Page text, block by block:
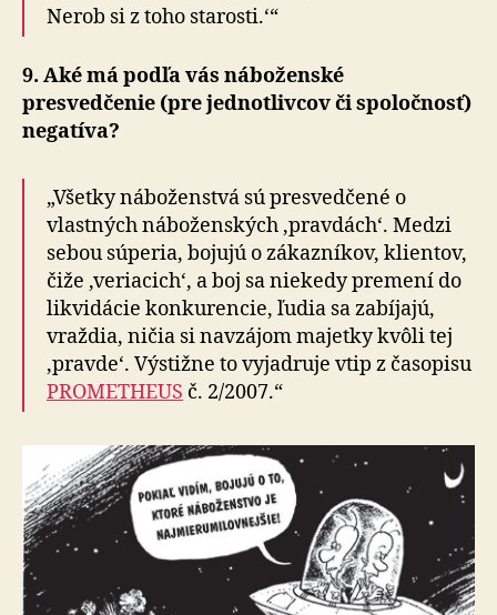
Nerob si z toho starosti.‘“
9. Aké má podľa vás náboženské
presvedčenie (pre jednotlivcov či spoločnosť)
negatíva?
„Všetky náboženstvá sú presvedčené o
vlastných náboženských ‚pravdách‘. Medzi
sebou súperia, bojujú o zákazníkov, klientov,
čiže ‚veriacich‘, a boj sa niekedy premení do
likvidácie konkurencie, ľudia sa zabíjajú,
vraždia, ničia si navzájom majetky kvôli tej
‚pravde‘. Výstižne to vyjadruje vtip z časopisu
PROMETHEUS č. 2/2007.“